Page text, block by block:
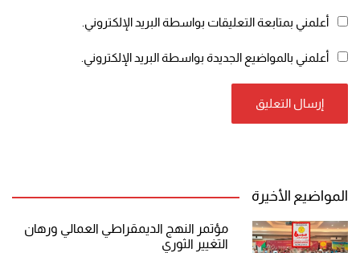
أعلمني بمتابعة التعليقات بواسطة البريد الإلكتروني.
أعلمني بالمواضيع الجديدة بواسطة البريد الإلكتروني.
المواضيع الأخيرة
مؤتمر النهج الديمقراطي العمالي ورهان
التغيير الثوري